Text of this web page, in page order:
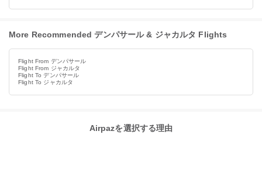
More Recommended デンパサール & ジャカルタ Flights
Flight From デンパサール
Flight From ジャカルタ
Flight To デンパサール
Flight To ジャカルタ
Airpazを選択する理由